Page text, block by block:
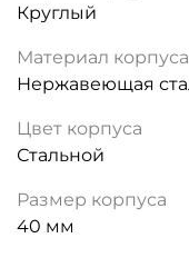
Круглый
Материал корпуса
Нержавеющая
Цвет корпуса
Стальной
Размер корпуса
40 мм